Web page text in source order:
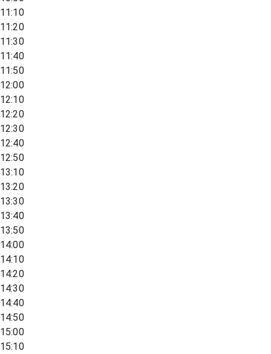
11:10
11:20
11:30
11:40
11:50
12:00
12:10
12:20
12:30
12:40
12:50
13:10
13:20
13:30
13:40
13:50
14:00
14:10
14:20
14:30
14:40
14:50
15:00
15:10